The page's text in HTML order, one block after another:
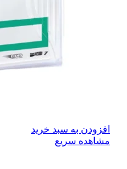
افزودن به سبد خرید
مشاهده سریع